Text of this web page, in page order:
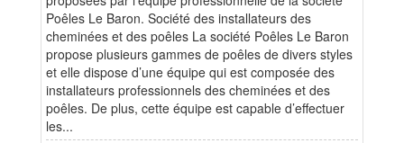
Poêles Le Baron. Société des installateurs des
cheminées et des poêles La société Poêles Le Baron
propose plusieurs gammes de poêles de divers styles
et elle dispose d’une équipe qui est composée des
installateurs professionnels des cheminées et des
poêles. De plus, cette équipe est capable d’effectuer
les...